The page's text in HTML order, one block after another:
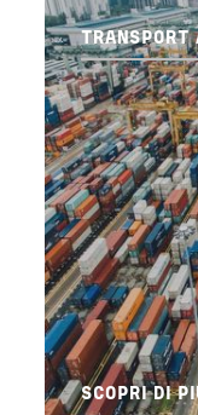
SCOPRI DI